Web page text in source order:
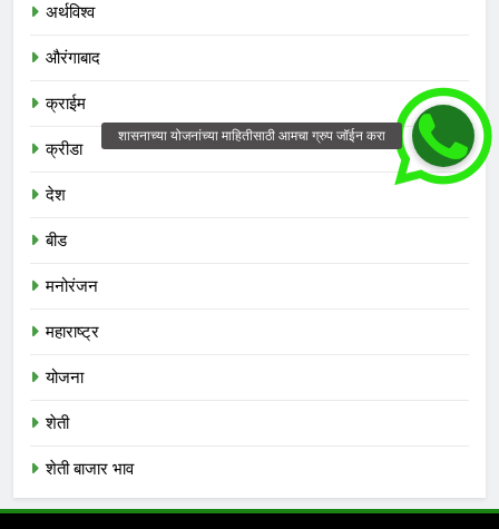
अर्थविश्व
औरंगाबाद
क्राईम
क्रीडा
देश
बीड
मनोरंजन
महाराष्ट्र
योजना
शेती
शेती बाजार भाव